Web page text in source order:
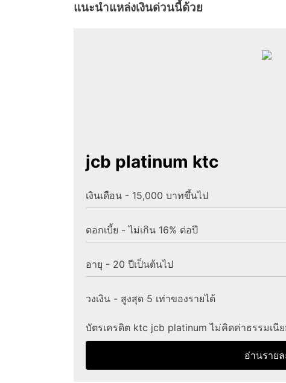
แนะนำแหล่งเงินด่วนนี้ด้วย
jcb platinum ktc
เงินเดือน - 15,000 บาทขึ้นไป
ดอกเบี้ย - ไม่เกิน 16% ต่อปี
อายุ - 20 ปีเป็นต้นไป
วงเงิน - สูงสุด 5 เท่าของรายได้
บัตรเครดิต ktc jcb platinum ไม่คิดค่าธรรมเนี
อ่านราย